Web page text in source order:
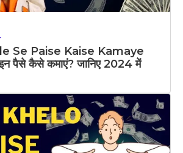
Se Paise Kaise Kamaye
पैसे कैसे कमाएं? जानिए 2024 में